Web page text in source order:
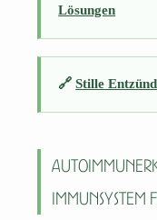
Lösungen
🔗Stille